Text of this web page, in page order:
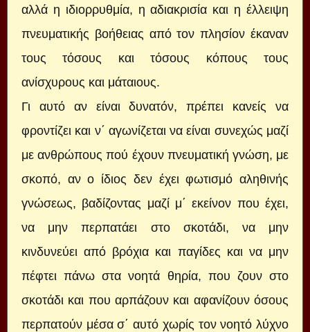
αλλά η ιδιορρυθμία, η αδιακρισία και η έλλειψη
πνευματικής βοήθειας από τον πλησίον έκαναν
τους τόσους και τόσους κόπους τους
ανίσχυρους και μάταιους.
Γι αυτό αν είναι δυνατόν, πρέπει κανείς να
φροντίζει και ν΄ αγωνίζεται να είναι συνεχώς μαζί
με ανθρώπους πού έχουν πνευματική γνώση, με
σκοπό, αν ο ίδιος δεν έχει φωτισμό αληθινής
γνώσεως, βαδίζοντας μαζί μ΄ εκείνον που έχει,
να μην περπατάει στο σκοτάδι, να μην
κινδυνεύει από βρόχια και παγίδες και να μην
πέφτει πάνω στα νοητά θηρία, που ζουν στο
σκοτάδι και που αρπάζουν και αφανίζουν όσους
περπατούν μέσα σ΄ αυτό χωρίς τον νοητό λύχνο